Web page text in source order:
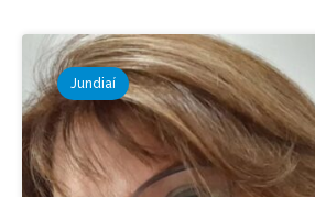
Jundiaí